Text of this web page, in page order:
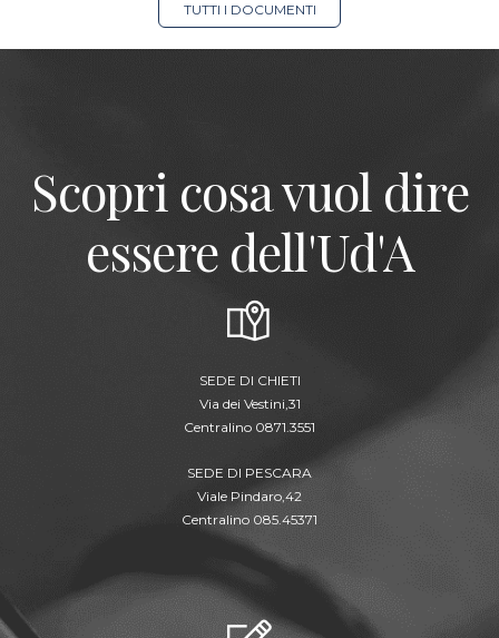
TUTTI I DOCUMENTI
Scopri cosa vuol dire
essere dell'Ud'A
SEDE DI CHIETI
Via dei Vestini,31
Centralino 0871.3551
SEDE DI PESCARA
Viale Pindaro,42
Centralino 085.45371